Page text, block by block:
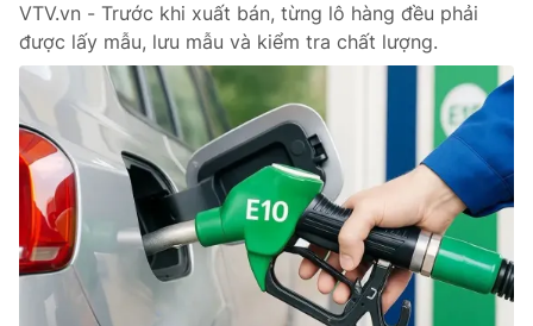
VTV.vn - Trước khi xuất bán, từng lô hàng đều phải
được lấy mẫu, lưu mẫu và kiểm tra chất lượng.